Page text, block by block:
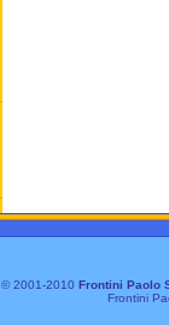
© 2001-2010 Frontini Paolo
Frontini